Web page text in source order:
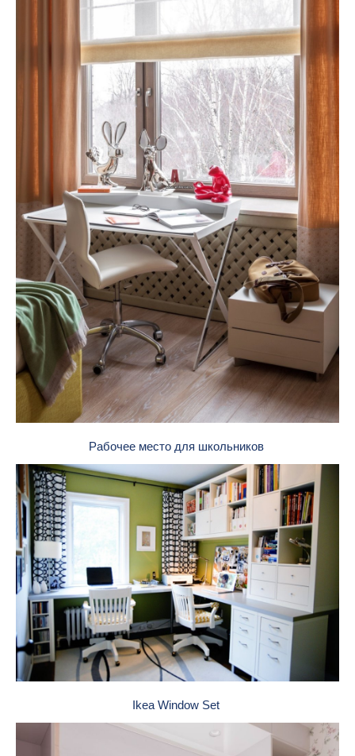
Рабочее место для школьников
Ikea Window Set